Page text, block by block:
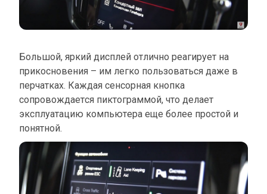
Большой, яркий дисплей отлично реагирует на
прикосновения – им легко пользоваться даже в
перчатках. Каждая сенсорная кнопка
сопровождается пиктограммой, что делает
эксплуатацию компьютера еще более простой и
понятной.